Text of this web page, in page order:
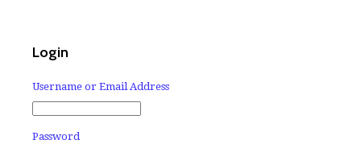
Login
Username or Email Address
Password